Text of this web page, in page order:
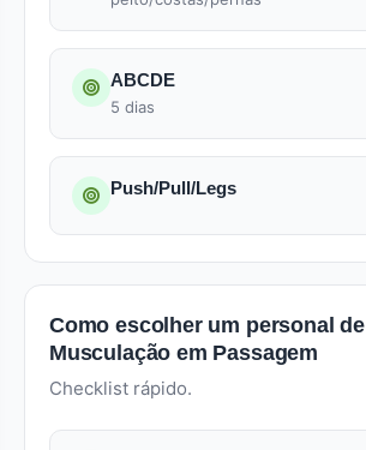
ABCDE
5 dias
Push/Pull/Legs
Como escolher um personal de
Musculação em Passagem
Checklist rápido.